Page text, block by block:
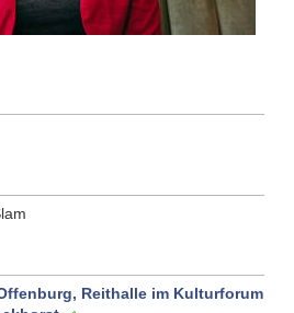
Reithalle im Kulturforum